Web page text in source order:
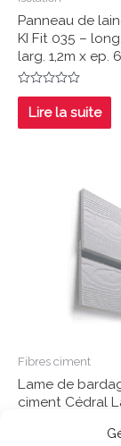
Panneau de
KI Fit 035 –
larg. 1,2m x ep.
Note
sur
5
Lire la suite
Fibres ciment
Lame de
ciment Cédral